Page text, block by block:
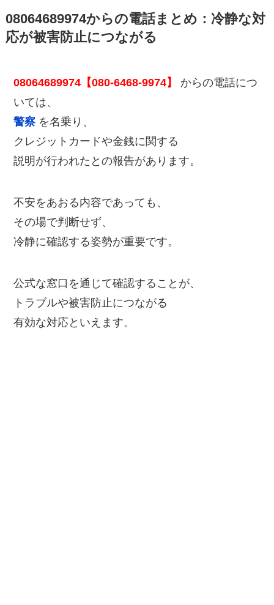
08064689974からの電話まとめ：冷静な対
応が被害防止につながる
08064689974【080-6468-9974】
からの電話につ
いては、
警察 を名乗り、
クレジットカードや金銭に関する
説明が行われたとの報告があります。
不安をあおる内容であっても、
その場で判断せず、
冷静に確認する姿勢が重要です。
公式な窓口を通じて確認することが、
トラブルや被害防止につながる
有効な対応といえます。